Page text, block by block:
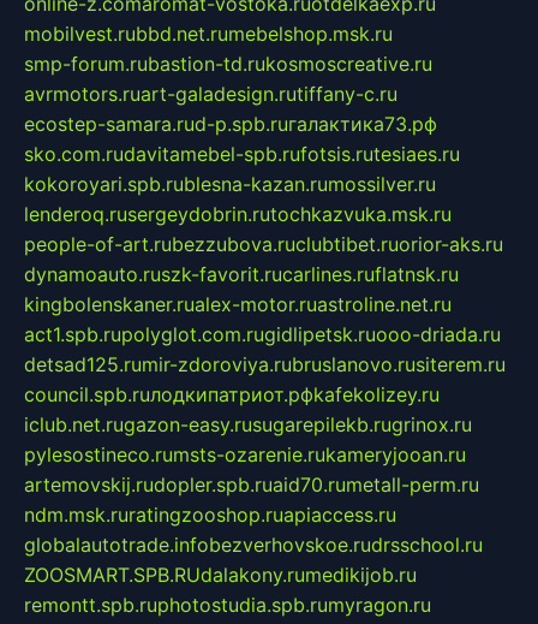
mobilvest.rubbd.net.rumebelshop.msk.ru
smp-forum.rubastion-td.rukosmoscreative.ru
avrmotors.ruart-galadesign.rutiffany-c.ru
ecostep-samara.rud-p.spb.ruгалактика73.рф
sko.com.rudavitamebel-spb.rufotsis.rutesiaes.ru
kokoroyari.spb.rublesna-kazan.rumossilver.ru
lenderoq.rusergeydobrin.rutochkazvuka.msk.ru
people-of-art.rubezzubova.ruclubtibet.ruorior-aks.ru
dynamoauto.ruszk-favorit.rucarlines.ruflatnsk.ru
kingbolenskaner.rualex-motor.ruastroline.net.ru
act1.spb.rupolyglot.com.rugidlipetsk.ruooo-driada.ru
detsad125.rumir-zdoroviya.rubruslanovo.rusiterem.ru
council.spb.ruлодкипатриот.рфkafekolizey.ru
iclub.net.rugazon-easy.rusugarepilekb.rugrinox.ru
pylesostineco.rumsts-ozarenie.rukameryjooan.ru
artemovskij.rudopler.spb.ruaid70.rumetall-perm.ru
ndm.msk.ruratingzooshop.ruapiaccess.ru
globalautotrade.infobezverhovskoe.rudrsschool.ru
ZOOSMART.SPB.RUdalakony.rumedikijob.ru
remontt.spb.ruphotostudia.spb.rumyragon.ru